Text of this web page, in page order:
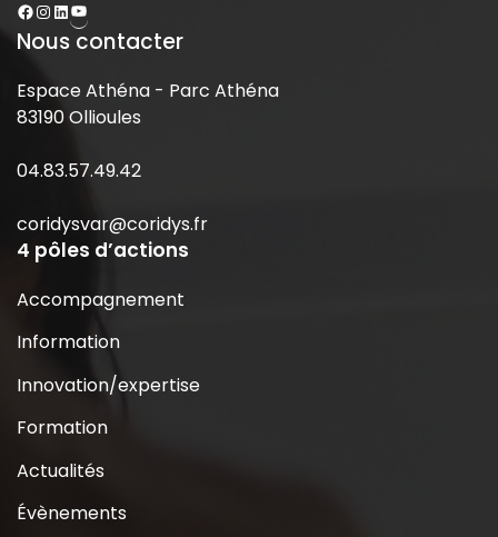
Nous contacter
Espace Athéna - Parc Athéna
83190 Ollioules
04.83.57.49.42
coridysvar@coridys.fr
4 pôles d’actions
Accompagnement
Information
Innovation/expertise
Formation
Actualités
Évènements